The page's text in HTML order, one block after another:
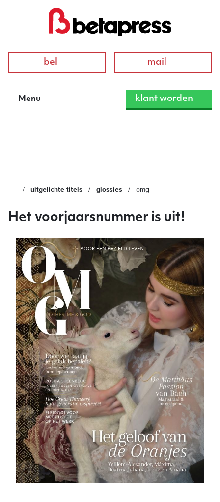
bel mail
Menu klant worden
uitgelichte titels glossies omg
Het voorjaarsnummer is uit!